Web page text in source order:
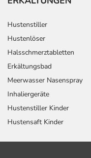
Hustenstiller
Hustenlöser
Halsschmerztabletten
Erkältungsbad
Meerwasser Nasenspray
Inhaliergeräte
Hustenstiller Kinder
Hustensaft Kinder